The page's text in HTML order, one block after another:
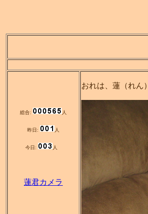
総合: 人
昨日: 人
今日: 人
蓮君カメラ
おれは、蓮（れん
2015年6月18